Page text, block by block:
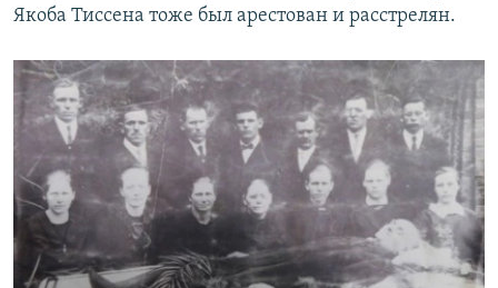
Якоба Тиссена тоже был арестован и расстрелян.